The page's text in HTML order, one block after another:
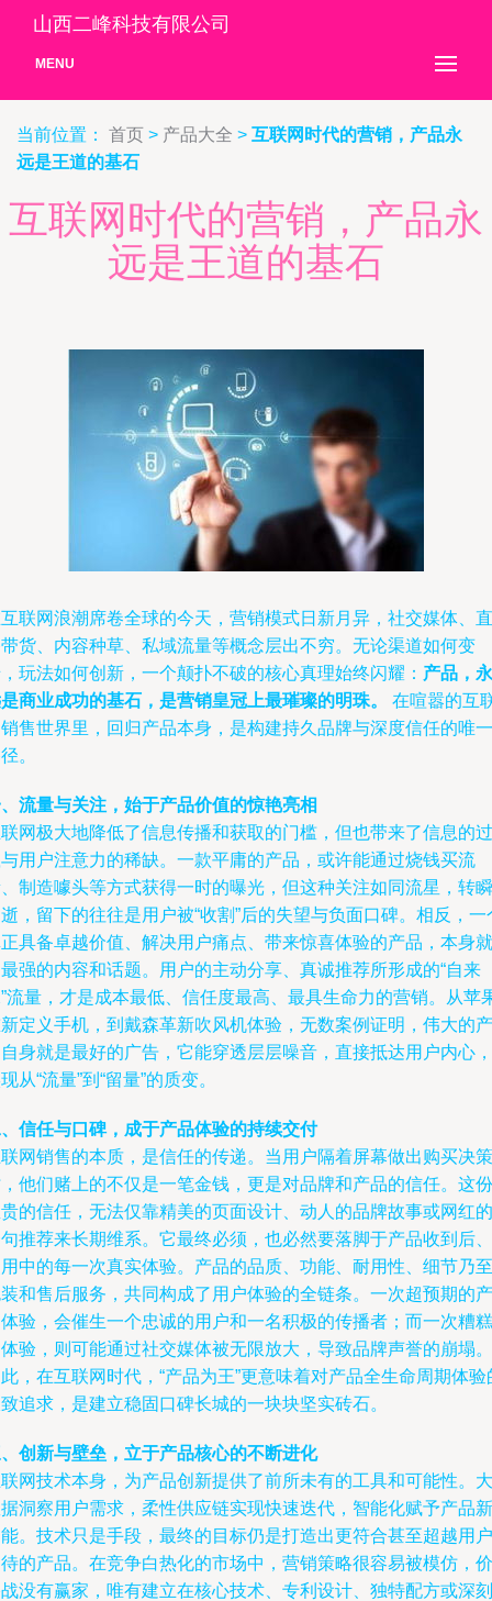
山西二峰科技有限公司
MENU
当前位置： 首页 > 产品大全 > 互联网时代的营销，产品永
远是王道的基石
互联网时代的营销，产品永
远是王道的基石
联网浪潮席卷全球的今天，营销模式日新月异，社交媒体、直
货、内容种草、私域流量等概念层出不穷。无论渠道如何变
玩法如何创新，一个颠扑不破的核心真理始终闪耀： 产品，永
商业成功的基石，是营销皇冠上最璀璨的明珠。
在喧嚣的互
售世界里，回归产品本身，是构建持久品牌与深度信任的唯一
。
流量与关注，始于产品价值的惊艳亮相
网极大地降低了信息传播和获取的门槛，但也带来了信息的过
用户注意力的稀缺。一款平庸的产品，或许能通过烧钱买流
制造噱头等方式获得一时的曝光，但这种关注如同流星，转瞬
，留下的往往是用户被“收割”后的失望与负面口碑。相反，一
具备卓越价值、解决用户痛点、带来惊喜体验的产品，本身就
强的内容和话题。用户的主动分享、真诚推荐所形成的“自来
流量，才是成本最低、信任度最高、最具生命力的营销。从苹
定义手机，到戴森革新吹风机体验，无数案例证明，伟大的产
身就是最好的广告，它能穿透层层噪音，直接抵达用户内心，
从“流量”到“留量”的质变。
信任与口碑，成于产品体验的持续交付
网销售的本质，是信任的传递。当用户隔着屏幕做出购买决策
他们赌上的不仅是一笔金钱，更是对品牌和产品的信任。这份
的信任，无法仅靠精美的页面设计、动人的品牌故事或网红的
推荐来长期维系。它最终必须，也必然要落脚于产品收到后、
中的每一次真实体验。产品的品质、功能、耐用性、细节乃至
和售后服务，共同构成了用户体验的全链条。一次超预期的产
验，会催生一个忠诚的用户和一名积极的传播者；而一次糟糕
验，则可能通过社交媒体被无限放大，导致品牌声誉的崩塌。
，在互联网时代，“产品为王”更意味着对产品全生命周期体验
追求，是建立稳固口碑长城的一块块坚实砖石。
创新与壁垒，立于产品核心的不断进化
网技术本身，为产品创新提供了前所未有的工具和可能性。大
洞察用户需求，柔性供应链实现快速迭代，智能化赋予产品新
。技术只是手段，最终的目标仍是打造出更符合甚至超越用户
的产品。在竞争白热化的市场中，营销策略很容易被模仿，价
没有赢家，唯有建立在核心技术、专利设计、独特配方或深刻